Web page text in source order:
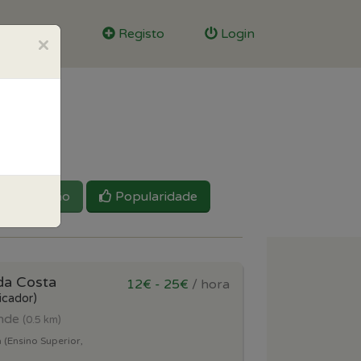
Registo Login
Reputação Popularidade
Costa
(0.5 km)
Superior,
12€ - 25€ / hora
×